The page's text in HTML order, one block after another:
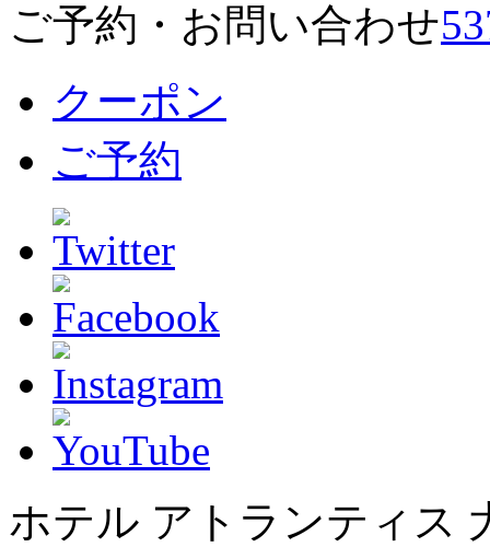
ご予約・お問い合わせ
クーポン
ご予約
ホテル アトランティス